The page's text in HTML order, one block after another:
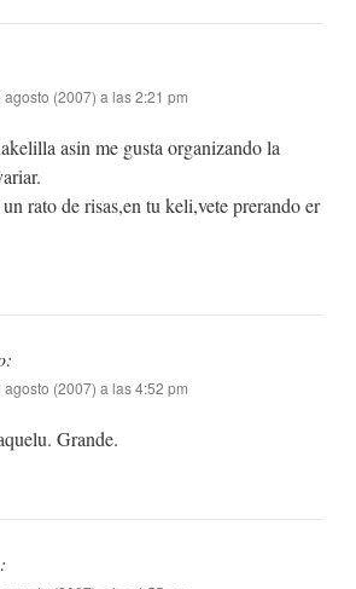
agosto (2007) a las 2:21 pm
asin me gusta organizando la
rato de risas,en tu keli,vete prerando er
agosto (2007) a las 4:52 pm
Grande.